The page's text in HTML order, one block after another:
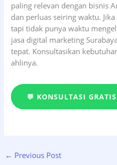
paling relevan dengan bisnis
dan perluas seiring waktu.
tapi tidak punya waktu
jasa digital marketing
tepat. Konsultasikan
ahlinya.
💬 KONSULTASI
← Previous Post